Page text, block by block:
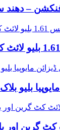
– دھند